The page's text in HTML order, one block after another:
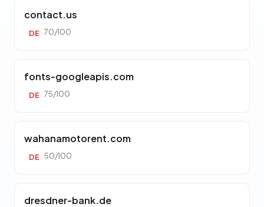
contact.us
DE 70/100
fonts-googleapis.com
DE 75/100
wahanamotorent.com
DE 50/100
dresdner-bank.de